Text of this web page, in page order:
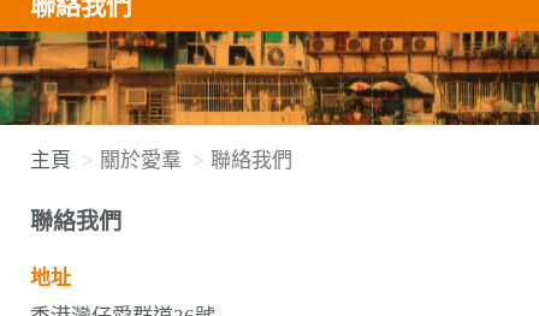
l
e
n
a
聯絡我們
主頁 關於愛羣 聯絡我們
聯絡我們
地址